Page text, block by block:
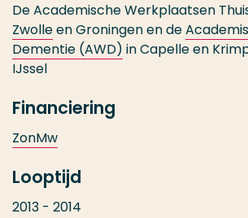
De Academische Werkplaatsen
Zwolleen Groningen en de
Dementie (AWD) in Capelle en
IJssel
Financiering
ZonMw
Looptijd
2013 - 2014